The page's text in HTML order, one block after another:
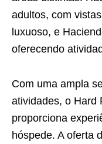
adultos, com
luxuoso, e
oferecendo
Com uma ampla
atividades, o Hard
proporciona
hóspede. A oferta